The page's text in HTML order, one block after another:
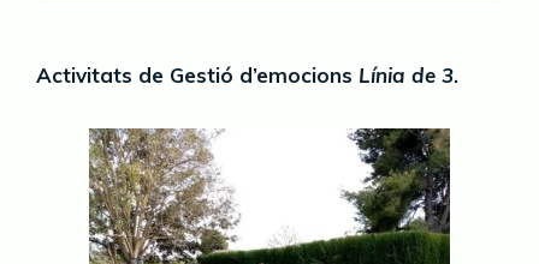
Activitats de Gestió d’emocions Línia de 3.